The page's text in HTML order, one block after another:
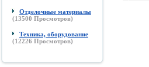
Отделочные материалы
(13500 Просмотров)
Техника, оборудование
(12226 Просмотров)